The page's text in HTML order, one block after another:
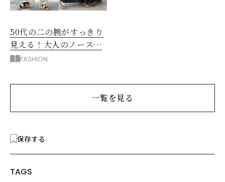
50代の二の腕がすっきり
見える！大人のノースリ
ーブコーデ5選
FASHION
一覧を見る
保存する
TAGS